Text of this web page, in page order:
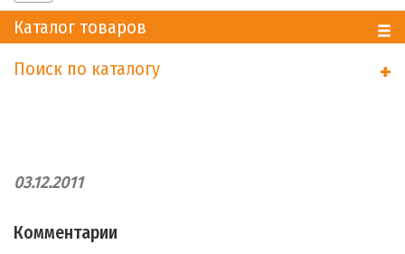
navigation
Каталог товаров
Поиск по каталогу
+
03.12.2011
Комментарии